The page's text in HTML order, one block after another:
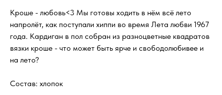
Кроше - любовь<3 Мы готовы ходить в нём всё лето
напролёт, как поступали хиппи во время Лета любви 1967
года. Кардиган в пол собран из разноцветные квадратов
вязки кроше - что может быть ярче и свободолюбивее и
на лето?
Состав: хлопок